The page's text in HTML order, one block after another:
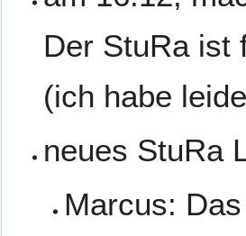
Der StuRa ist
(ich habe
neues StuRa
Marcus: